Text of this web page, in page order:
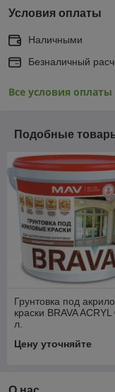
Условия оплаты
Наличными
Безналичный
Все условия оплаты
Подобные
Грунтовка под
краски BRAVA ACRYL
л.
Цену уточняйте